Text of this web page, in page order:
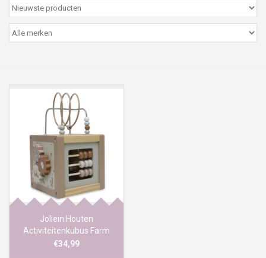
kaartjes
Cadeaubon
Merken
Jollein Houten
Activiteitenkubus Farm
€34,99